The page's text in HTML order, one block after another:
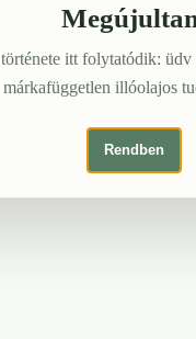
története itt folytatódik:
márkafüggetlen illóolajos
Rendben